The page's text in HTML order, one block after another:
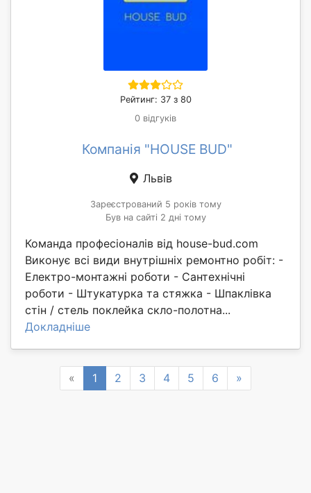
Рейтинг: 37 з 80
0 відгуків
Компанія "HOUSE BUD"
Львів
Зареєстрований 5 років тому
Був на сайті 2 дні тому
Команда професіоналів від house-bud.com
Виконує всі види внутрішніх ремонтно робіт: -
Електро-монтажні роботи - Сантехнічні
роботи - Штукатурка та стяжка - Шпаклівка
стін / стель поклейка скло-полотна...
Докладніше
« Previous
1 2 3 4 5 6 »